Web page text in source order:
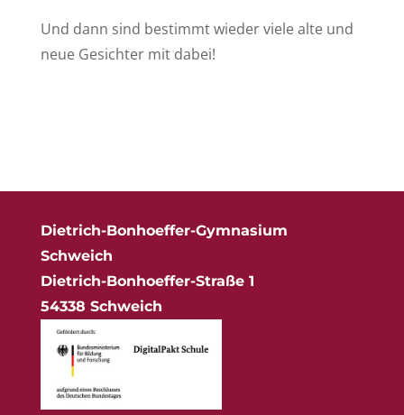
Und dann sind bestimmt wieder viele alte und
neue Gesichter mit dabei!
Dietrich-Bonhoeffer-Gymnasium
Schweich
Dietrich-Bonhoeffer-Straße 1
54338 Schweich